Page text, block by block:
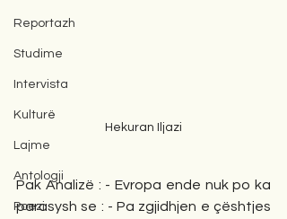
Reportazh
Studime
Intervista
Kulturë
Lajme
Antologji
Poezi
Hekuran Iljazi
Pak Analizë : - Evropa ende nuk po ka
parasysh se : - Pa zgjidhjen e çështjes